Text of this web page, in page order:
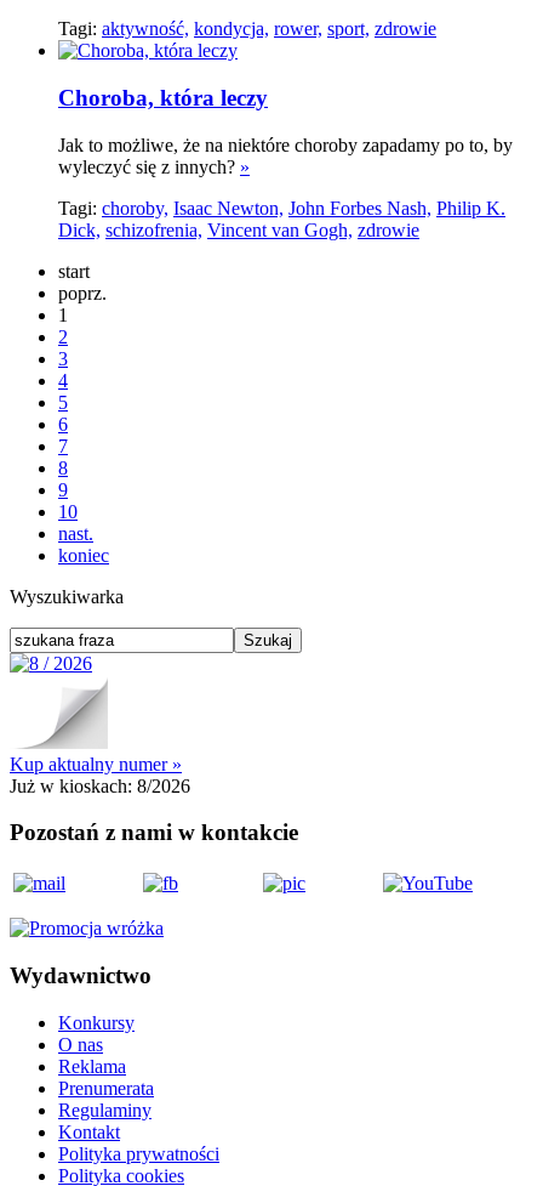
Tagi: aktywność, kondycja, rower, sport, zdrowie
Choroba, która leczy
Jak to możliwe, że na niektóre choroby zapadamy po to, by
wyleczyć się z innych? »
Tagi: choroby, Isaac Newton, John Forbes Nash, Philip K.
Dick, schizofrenia, Vincent van Gogh, zdrowie
start
poprz.
1
2
3
4
5
6
7
8
9
10
nast.
koniec
Wyszukiwarka
Kup aktualny numer »
Już w kioskach: 8/2026
Pozostań z nami w kontakcie
Wydawnictwo
Konkursy
O nas
Reklama
Prenumerata
Regulaminy
Kontakt
Polityka prywatności
Polityka cookies